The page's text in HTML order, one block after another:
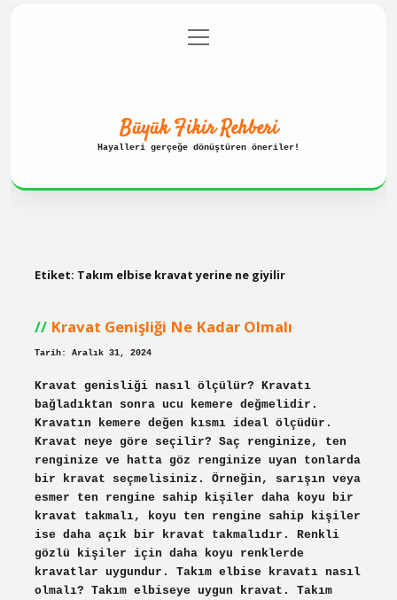
Gizlilik Politikası
menüyü
aç
Büyük Fikir Rehberi
Hayalleri gerçeğe dönüştüren öneriler!
Etiket: Takım elbise kravat yerine ne giyilir
Kravat Genişliği Ne Kadar Olmalı
Tarih: Aralık 31, 2024
Kravat genisliği nasıl ölçülür? Kravatı
bağladıktan sonra ucu kemere değmelidir.
Kravatın kemere değen kısmı ideal ölçüdür.
Kravat neye göre seçilir? Saç renginize, ten
renginize ve hatta göz renginize uyan tonlarda
bir kravat seçmelisiniz. Örneğin, sarışın veya
esmer ten rengine sahip kişiler daha koyu bir
kravat takmalı, koyu ten rengine sahip kişiler
ise daha açık bir kravat takmalıdır. Renkli
gözlü kişiler için daha koyu renklerde
kravatlar uygundur. Takım elbise kravatı nasıl
olmalı? Takım elbiseye uygun kravat. Takım